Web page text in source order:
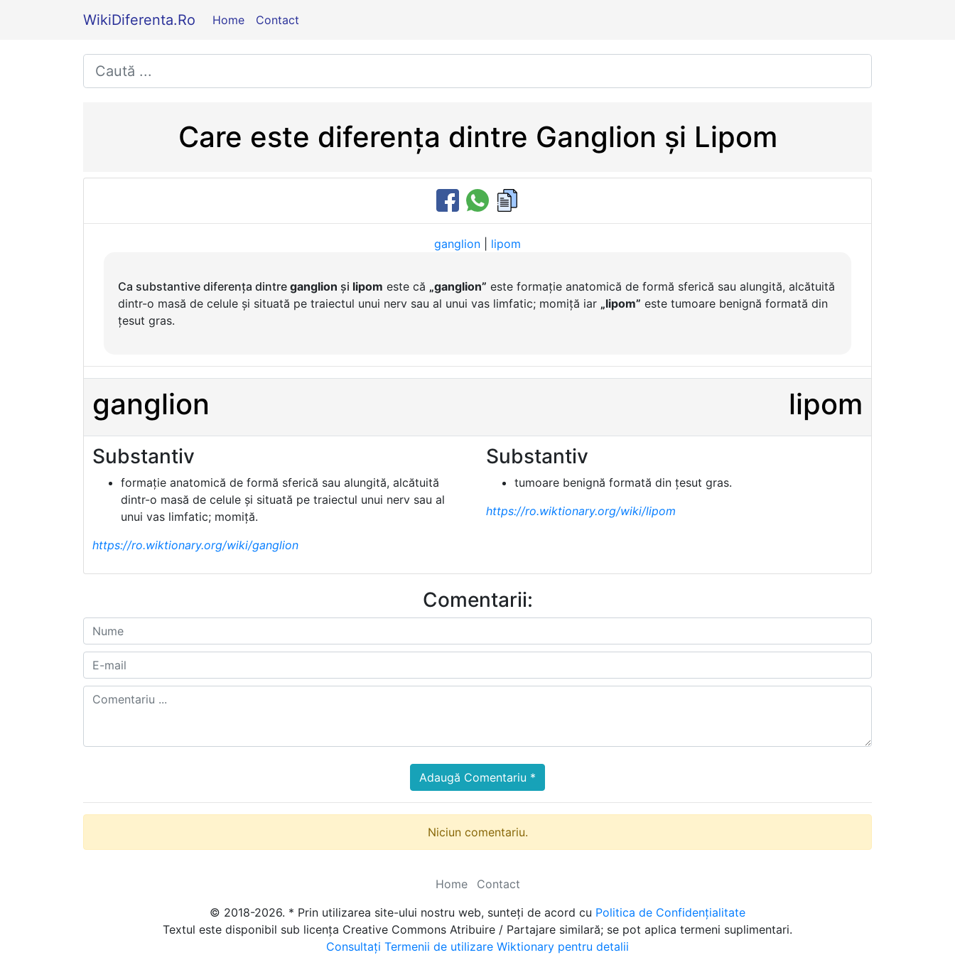
WikiDiferenta.Ro Home Contact
Care este diferența dintre Ganglion și Lipom
ganglion lipom
Ca substantive diferența dintre ganglion și lipom este că „ganglion” este formație anatomică de formă sferică sau alungită, alcătuită
dintr-o masă de celule și situată pe traiectul unui nerv sau al unui vas limfatic; momiță iar „lipom” este tumoare benignă formată din
țesut gras.
ganglion lipom
Substantiv
formație anatomică de formă sferică sau alungită, alcătuită
dintr-o masă de celule și situată pe traiectul unui nerv sau al
unui vas limfatic; momiță.
https://ro.wiktionary.org/wiki/ganglion
Substantiv
tumoare benignă formată din țesut gras.
https://ro.wiktionary.org/wiki/lipom
Comentarii:
Adaugă Comentariu *
Niciun comentariu.
Home
Contact
© 2018-2026. * Prin utilizarea site-ului nostru web, sunteți de acord cu Politica de Confidențialitate
Textul este disponibil sub licența Creative Commons Atribuire / Partajare similară; se pot aplica termeni suplimentari.
Consultați Termenii de utilizare Wiktionary pentru detalii